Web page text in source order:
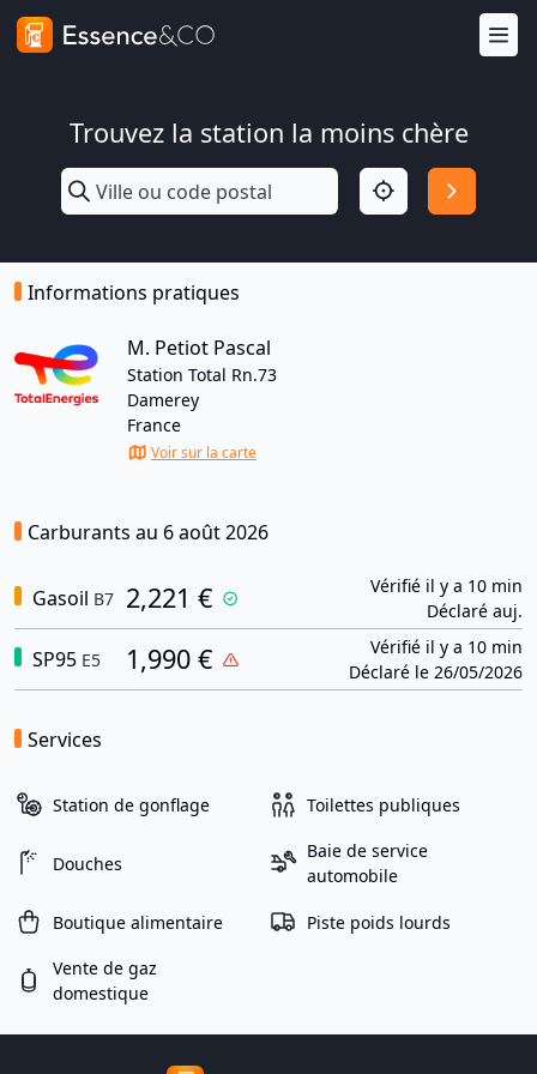
Trouvez la station la moins chère
Informations pratiques
M. Petiot Pascal
Station Total Rn.73
Damerey
France
Voir sur la carte
Carburants au 6 août 2026
Gasoil B7 2,221 €
Vérifié il y a 10 min
Déclaré auj.
SP95 E5 1,990 €
Vérifié il y a 10 min
Déclaré le 26/05/2026
Services
Station de gonflage Toilettes publiques
Douches
Baie de service
automobile
Boutique alimentaire Piste poids lourds
Vente de gaz
domestique